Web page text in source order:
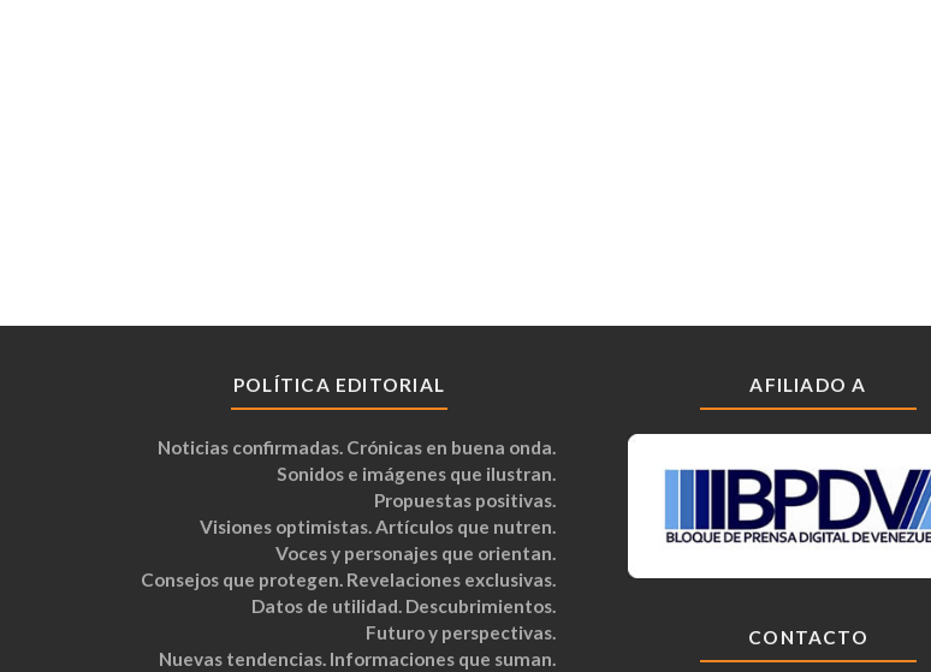
POLÍTICA EDITORIAL
Noticias confirmadas. Crónicas en buena onda.
Sonidos e imágenes que ilustran.
Propuestas positivas.
Visiones optimistas. Artículos que nutren.
Voces y personajes que orientan.
Consejos que protegen. Revelaciones exclusivas.
Datos de utilidad. Descubrimientos.
Futuro y perspectivas.
Nuevas tendencias. Informaciones que suman.
AFILIADO A
CONTACTO